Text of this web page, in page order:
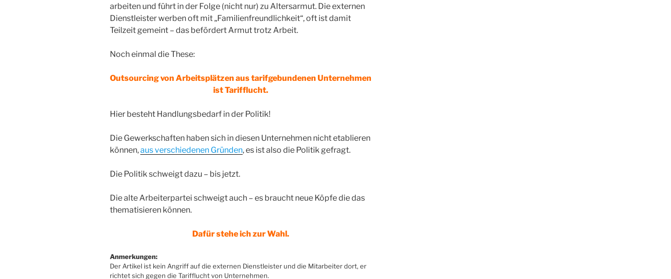
arbeiten und führt in der Folge (nicht nur) zu Altersarmut. Die externen
Dienstleister werben oft mit „Familienfreundlichkeit“, oft ist damit
Teilzeit gemeint – das befördert Armut trotz Arbeit.
Noch einmal die These:
Outsourcing von Arbeitsplätzen aus tarifgebundenen Unternehmen
ist Tarifflucht.
Hier besteht Handlungsbedarf in der Politik!
Die Gewerkschaften haben sich in diesen Unternehmen nicht etablieren
können,aus verschiedenen Gründen, es ist also die Politik gefragt.
Die Politik schweigt dazu – bis jetzt.
Die alte Arbeiterpartei schweigt auch – es braucht neue Köpfe die das
thematisieren können.
Dafür stehe ich zur Wahl.
Anmerkungen:
Der Artikel ist kein Angriff auf die externen Dienstleister und die Mitarbeiter dort, er
richtet sich gegen die Tarifflucht von Unternehmen.